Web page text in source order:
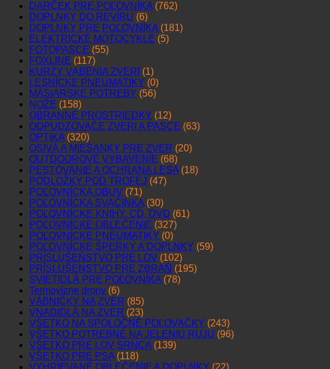
DARČEK PRE POĽOVNÍKA (762)
DOPLNKY DO REVÍRU (6)
DOPLNKY PRE POĽOVNÍKA (181)
ELEKTRICKÉ MOTOCYKLE (5)
FOTOPASCE (55)
FOXLINE (117)
KURZY VÁBENIA ZVERI (1)
LESNÍCKE PNEUMATIKY (0)
MÄSIARSKE POTREBY (56)
NOŽE (158)
OBRANNÉ PROSTRIEDKY (12)
ODPUDZOVAČE ZVERI A PASCE (63)
OPTIKA (320)
OSIVÁ A MIEŠANKY PRE ZVER (20)
OUTDOOROVÉ VYBAVENIE (68)
PESTOVANIE A OCHRANA LESA (18)
PODLOŽKY POD TROFEJ (47)
POĽOVNÍCKA OBUV (71)
POĽOVNÍCKA SVAČINKA (30)
POĽOVNÍCKE KNIHY, CD, DVD (61)
POĽOVNÍCKE OBLEČENIE (327)
POĽOVNÍCKE PNEUMATIKY (0)
POĽOVNÍCKE ŠPERKY A DOPLNKY (59)
PRÍSLUŠENSTVO PRE LOV (102)
PRÍSLUŠENSTVO PRE ZBRAŇ (195)
SVIETIDLÁ PRE POĽOVNÍKA (78)
Termovízne drony (6)
VÁBNIČKY NA ZVER (85)
VNADIDLÁ NA ZVER (23)
VŠETKO NA SPOLOČNÉ POĽOVAČKY (243)
VŠETKO POTREBNÉ NA JELENIU RUJU (96)
VŠETKO PRE LOV SRNCA (139)
VŠETKO PRE PSA (118)